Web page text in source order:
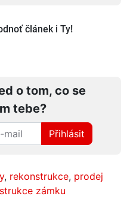
článek i Ty!
o tom, co se
tebe?
Přihlásit
, rekonstrukce, prodej
zámku